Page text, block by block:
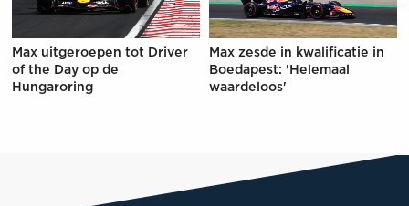
Max uitgeroepen tot Driver
of the Day op de
Hungaroring
Max zesde in kwalificatie in
Boedapest: 'Helemaal
waardeloos'